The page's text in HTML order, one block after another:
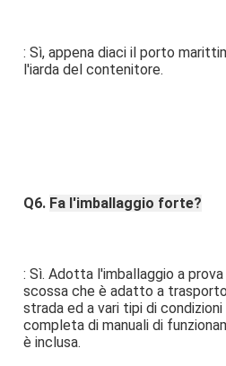
: Sì, appena diaci il porto
l'iarda del contenitore.
Q6. Fa l'imballaggio forte?
: Sì. Adotta l'imballaggio a
scossa che è adatto a
strada ed a vari tipi di
completa di manuali di
è inclusa.